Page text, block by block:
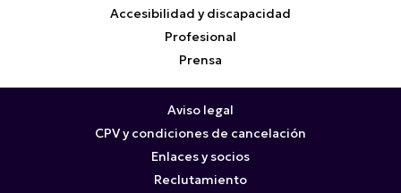
Accesibilidad y discapacidad
Profesional
Prensa
Aviso legal
CPV y condiciones de cancelación
Enlaces y socios
Reclutamiento